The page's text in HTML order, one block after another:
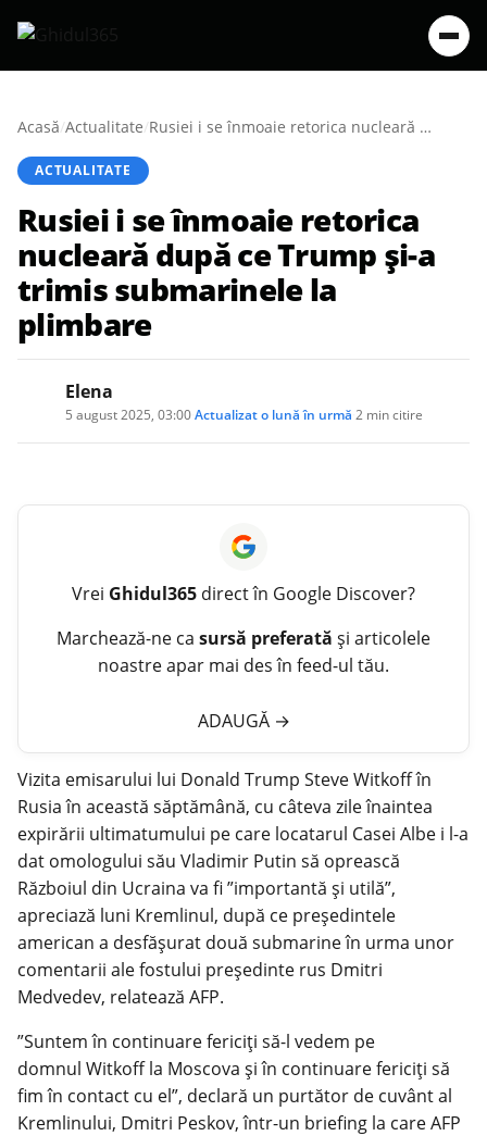
Acasă/Actualitate/ Rusiei i se înmoaie retorica nucleară după ce Trump și-a trimis submarinele la plimbare
ACTUALITATE
Rusiei i se înmoaie retorica
nucleară după ce Trump și-a
trimis submarinele la
plimbare
Elena
5 august 2025, 03:00Actualizato lună în urmă 2 min citire
Vrei Ghidul365 direct în Google Discover?
Marchează-ne ca sursă preferată și articolele
noastre apar mai des în feed-ul tău.
ADAUGĂ →
Vizita emisarului lui Donald Trump Steve Witkoff în
Rusia în această săptămână, cu câteva zile înaintea
expirării ultimatumului pe care locatarul Casei Albe i l-a
dat omologului său Vladimir Putin să oprească
Războiul din Ucraina va fi ”importantă şi utilă”,
apreciază luni Kremlinul, după ce preşedintele
american a desfăşurat două submarine în urma unor
comentarii ale fostului preşedinte rus Dmitri
Medvedev, relatează AFP.
”Suntem în continuare fericiţi să-l vedem pe
domnul Witkoff la Moscova şi în continuare fericiţi să
fim în contact cu el”, declară un purtător de cuvânt al
Kremlinului, Dmitri Peskov, într-un briefing la care AFP